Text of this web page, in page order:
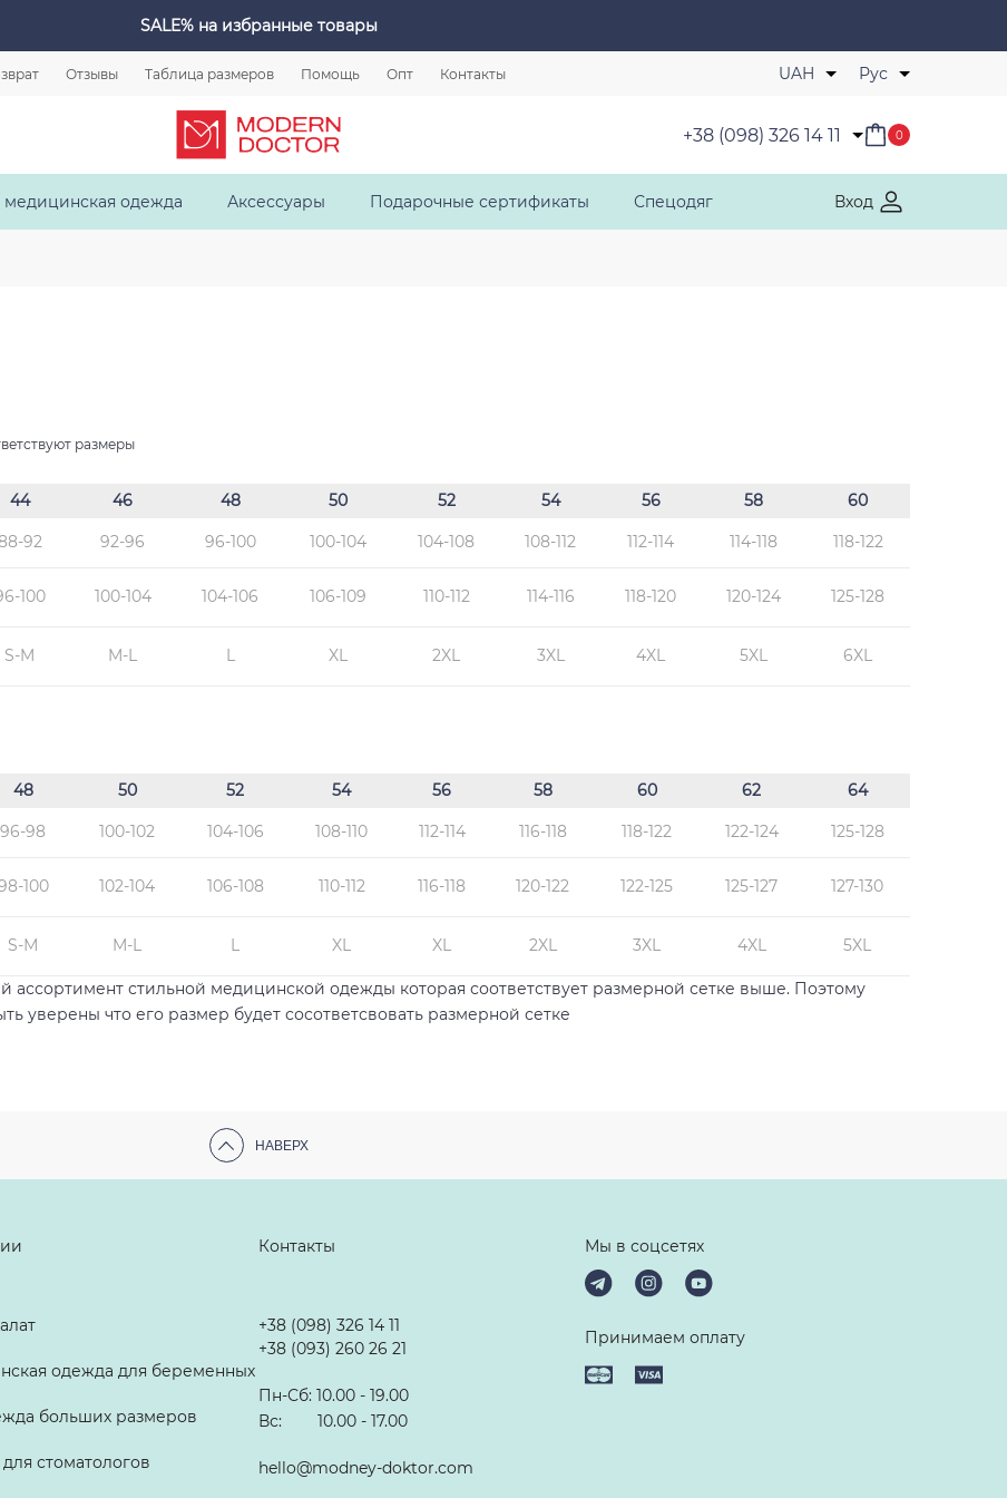
SALE%на избранные товары
Отзывы Таблица размеров Помощь Опт Контакты UAH Рус
+38 (098) 326 14 11 0
одежда Аксессуары Подарочные сертификаты Спецодяг Вход
размеры
44 46 48 50 52 54 56 58 60
92 92-96 96-100 100-104 104-108 108-112 112-114 114-118 118-122
100 100-104 104-106 106-109 110-112 114-116 118-120 120-124 125-128
S-M M-L L XL 2XL 3XL 4XL 5XL 6XL
48 50 52 54 56 58 60 62 64
96-98 100-102 104-106 108-110 112-114 116-118 118-122 122-124 125-128
100 102-104 106-108 110-112 116-118 120-122 122-125 125-127 127-130
S-М M-L L XL XL 2XL 3XL 4XL 5XL
стильной медицинской одежды которая соответствует размерной сетке выше. Поэтому
уверены что его размер будет сосответсвовать размерной сетке
НАВЕРХ
одежда для беременных
больших размеров
стоматологов
Контакты
+38 (098) 326 14 11
+38 (093) 260 26 21
Пн-Сб: 10.00 - 19.00
Вс: 10.00 - 17.00
hello@modney-doktor.com
Мы в соцсетях
Принимаем оплату
Избранные товары